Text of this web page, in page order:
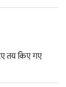
तय किए गए